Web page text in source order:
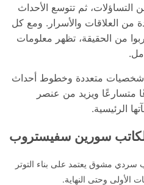
التساؤلات، ثم تتوسع الأحداث
العلاقات والأسرار. ومع كل
من الحقيقة، تظهر معلومات
شخصيات متعددة وخطوط أحداث
متسارعًا ويزيد من عنصر
الرئيسية.
سورين سفيستروب
مشوق يعتمد على بناء التوتر
وحتى النهاية.